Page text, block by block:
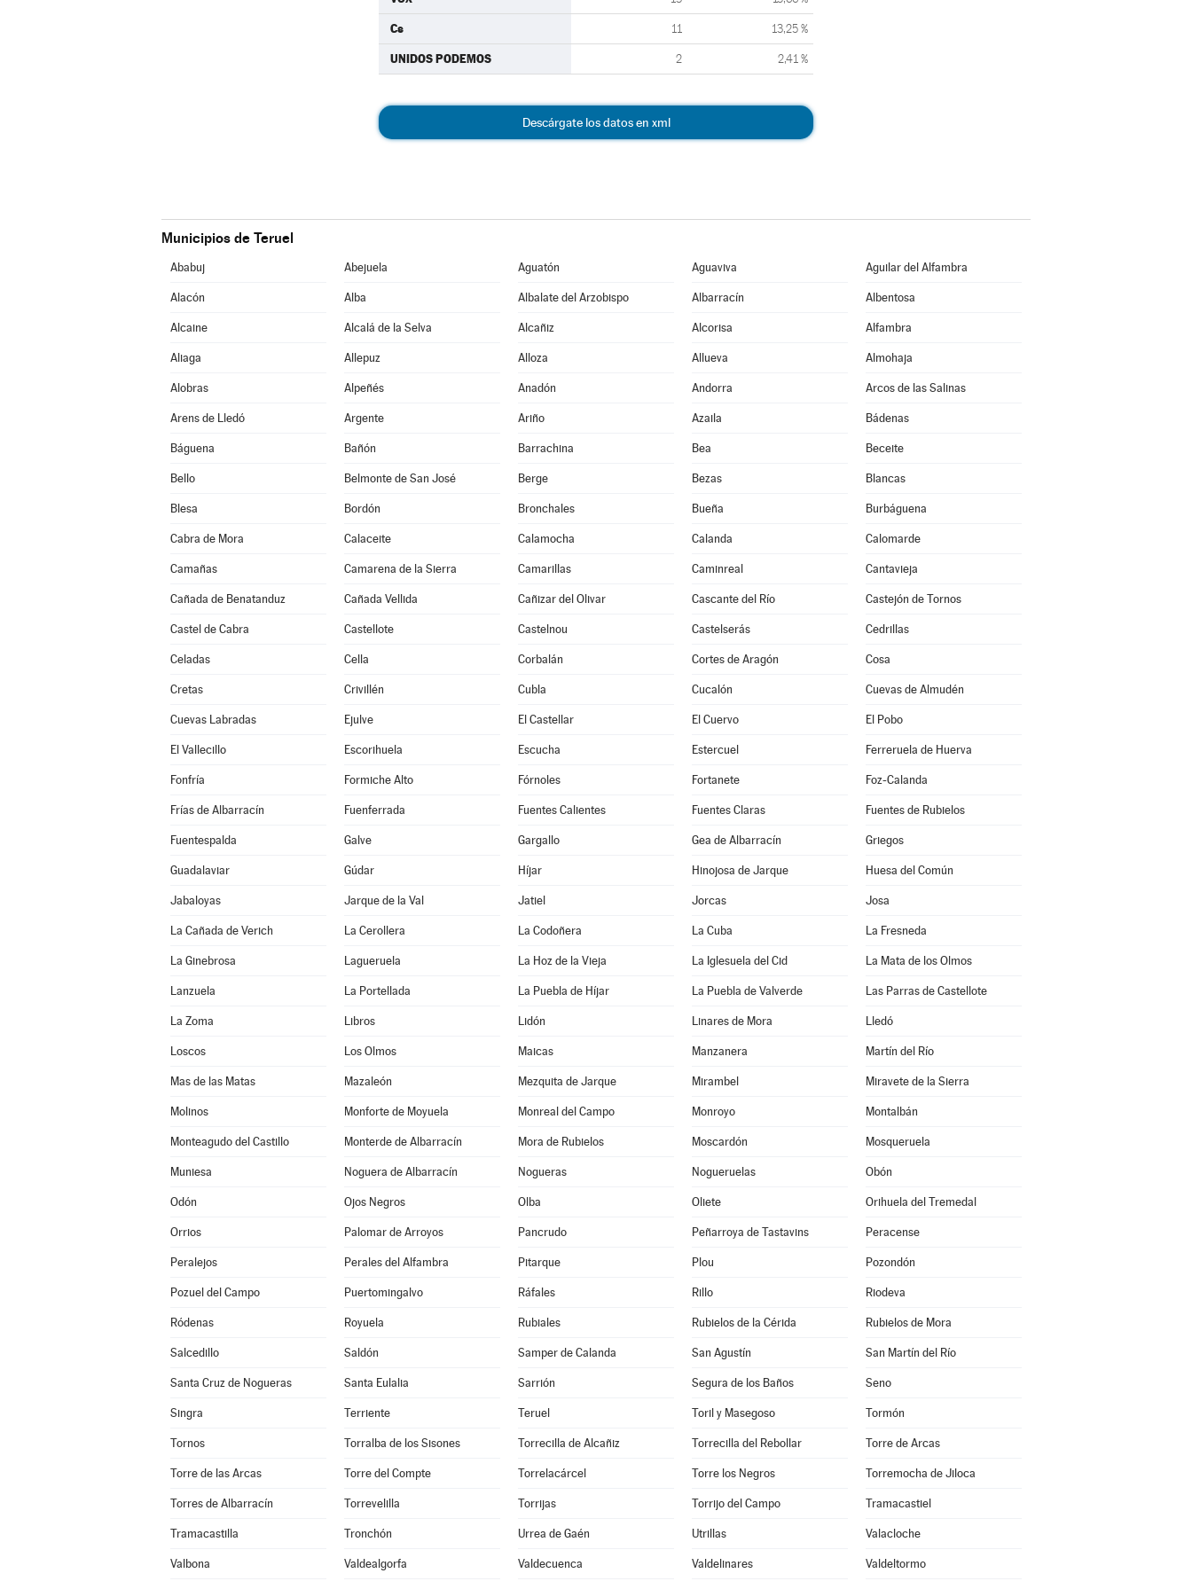
Cs 11 13,25 %
UNIDOS PODEMOS 2 2,41 %
Descárgate los datos en xml
Municipios de Teruel
Ababuj Abejuela Aguatón Aguaviva Aguilar del Alfambra
Alacón Alba Albalate del Arzobispo Albarracín Albentosa
Alcaine Alcalá de la Selva Alcañiz Alcorisa Alfambra
Aliaga Allepuz Alloza Allueva Almohaja
Alobras Alpeñés Anadón Andorra Arcos de las Salinas
Arens de Lledó Argente Ariño Azaila Bádenas
Báguena Bañón Barrachina Bea Beceite
Bello Belmonte de San José Berge Bezas Blancas
Blesa Bordón Bronchales Bueña Burbáguena
Cabra de Mora Calaceite Calamocha Calanda Calomarde
Camañas Camarena de la Sierra Camarillas Caminreal Cantavieja
Cañada de Benatanduz Cañada Vellida Cañizar del Olivar Cascante del Río Castejón de Tornos
Castel de Cabra Castellote Castelnou Castelserás Cedrillas
Celadas Cella Corbalán Cortes de Aragón Cosa
Cretas Crivillén Cubla Cucalón Cuevas de Almudén
Cuevas Labradas Ejulve El Castellar El Cuervo El Pobo
El Vallecillo Escorihuela Escucha Estercuel Ferreruela de Huerva
Fonfría Formiche Alto Fórnoles Fortanete Foz-Calanda
Frías de Albarracín Fuenferrada Fuentes Calientes Fuentes Claras Fuentes de Rubielos
Fuentespalda Galve Gargallo Gea de Albarracín Griegos
Guadalaviar Gúdar Híjar Hinojosa de Jarque Huesa del Común
Jabaloyas Jarque de la Val Jatiel Jorcas Josa
La Cañada de Verich La Cerollera La Codoñera La Cuba La Fresneda
La Ginebrosa Lagueruela La Hoz de la Vieja La Iglesuela del Cid La Mata de los Olmos
Lanzuela La Portellada La Puebla de Híjar La Puebla de Valverde Las Parras de Castellote
La Zoma Libros Lidón Linares de Mora Lledó
Loscos Los Olmos Maicas Manzanera Martín del Río
Mas de las Matas Mazaleón Mezquita de Jarque Mirambel Miravete de la Sierra
Molinos Monforte de Moyuela Monreal del Campo Monroyo Montalbán
Monteagudo del Castillo Monterde de Albarracín Mora de Rubielos Moscardón Mosqueruela
Muniesa Noguera de Albarracín Nogueras Nogueruelas Obón
Odón Ojos Negros Olba Oliete Orihuela del Tremedal
Orrios Palomar de Arroyos Pancrudo Peñarroya de Tastavins Peracense
Peralejos Perales del Alfambra Pitarque Plou Pozondón
Pozuel del Campo Puertomingalvo Ráfales Rillo Riodeva
Ródenas Royuela Rubiales Rubielos de la Cérida Rubielos de Mora
Salcedillo Saldón Samper de Calanda San Agustín San Martín del Río
Santa Cruz de Nogueras Santa Eulalia Sarrión Segura de los Baños Seno
Singra Terriente Teruel Toril y Masegoso Tormón
Tornos Torralba de los Sisones Torrecilla de Alcañiz Torrecilla del Rebollar Torre de Arcas
Torre de las Arcas Torre del Compte Torrelacárcel Torre los Negros Torremocha de Jiloca
Torres de Albarracín Torrevelilla Torrijas Torrijo del Campo Tramacastiel
Tramacastilla Tronchón Urrea de Gaén Utrillas Valacloche
Valbona Valdealgorfa Valdecuenca Valdelinares Valdeltormo